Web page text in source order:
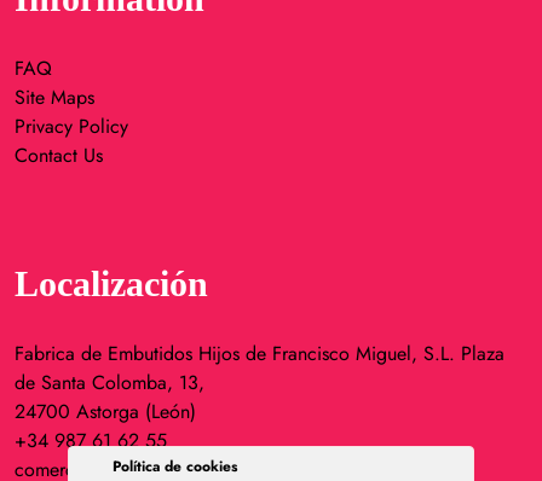
Política de cookies
FAQ
Site Maps
Privacy Policy
Contact Us
Localización
Fabrica de Embutidos Hijos de Francisco Miguel, S.L. Plaza
de Santa Colomba, 13,
24700 Astorga (León)
+34 987 61 62 55
comercial@cecinadeastorga.es